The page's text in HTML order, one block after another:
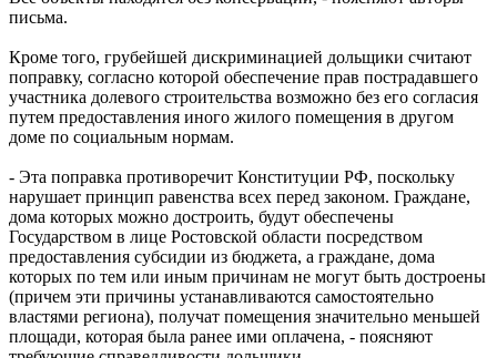
письма.
Кроме того, грубейшей дискриминацией дольщики считают
поправку, согласно которой обеспечение прав пострадавшего
участника долевого строительства возможно без его согласия
путем предоставления иного жилого помещения в другом
доме по социальным нормам.
- Эта поправка противоречит Конституции РФ, поскольку
нарушает принцип равенства всех перед законом. Граждане,
дома которых можно достроить, будут обеспечены
Государством в лице Ростовской области посредством
предоставления субсидии из бюджета, а граждане, дома
которых по тем или иным причинам не могут быть достроены
(причем эти причины устанавливаются самостоятельно
властями региона), получат помещения значительно меньшей
площади, которая была ранее ими оплачена, - поясняют